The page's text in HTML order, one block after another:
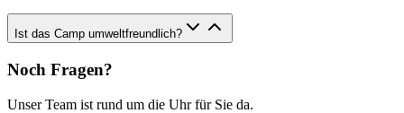
Ist das Camp umweltfreundlich?
Noch Fragen?
Unser Team ist rund um die Uhr für Sie da.